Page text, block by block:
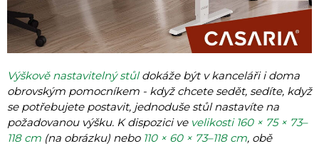
Výškově nastavitelný stůldokáže být v kanceláři i doma
obrovským pomocníkem - když chcete sedět, sedíte, když
se potřebujete postavit, jednoduše stůl nastavíte na
požadovanou výšku. K dispozici ve velikosti 160 × 75 × 73–
118 cm (na obrázku) nebo 110 × 60 × 73–118 cm, obě